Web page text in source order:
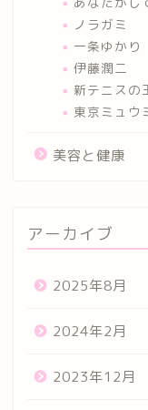
ノラガミ
一条ゆかり
伊藤潤二
新テニスの
東京ミュウ
美容と健康
アーカイブ
2025年8月
2024年2月
2023年12月